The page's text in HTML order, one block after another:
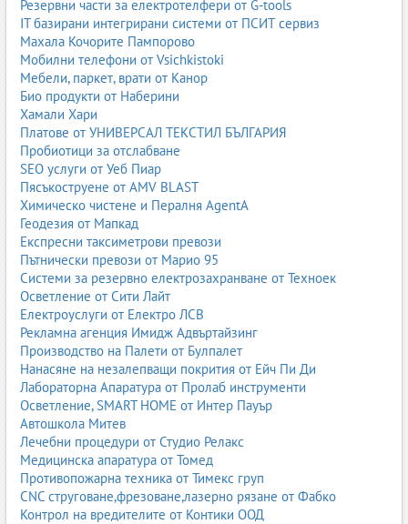
Всички фирми за сухо строителство в България
Виж всички фирми за сухо строителство
Окачени тавани, Системи за сухо строителство
Строителство
Резервни части за електротелфери от G-tools
IT базирани интегрирани системи от ПСИТ сервиз
Махала Кочорите Пампорово
Мобилни телефони от Vsichkistoki
Мебели, паркет, врати от Канор
Био продукти от Наберини
Хамали Хари
Платове от УНИВЕРСАЛ ТЕКСТИЛ БЪЛГАРИЯ
Пробиотици за отслабване
SEO услуги от Уеб Пиар
Пясъкоструене от AMV BLAST
Химическо чистене и Пералня AgentA
Геодезия от Мапкад
Експресни таксиметрови превози
Пътнически превози от Марио 95
Системи за резервно електрозахранване от Техноек
Осветление от Сити Лайт
Електроуслуги от Електро ЛСВ
Рекламна агенция Имидж Адвъртайзинг
Производство на Палети от Булпалет
Нанасяне на незалепващи покрития от Ейч Пи Ди
Лабораторна Апаратура от Пролаб инструменти
Осветление, SMART HOME от Интер Пауър
Автошкола Митев
Лечебни процедури от Студио Релакс
Медицинска апаратура от Томед
Противопожарна техника от Тимекс груп
CNC струговане,фрезоване,лазерно рязане от Фабко
Контрол на вредителите от Контики ООД